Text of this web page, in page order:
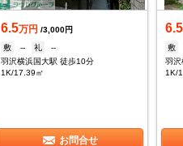
6.5万円 /3,000円
敷
-- 礼
--
羽沢横浜国大駅 徒歩10分
1K/17.39㎡
お問合せ
6.5
敷
羽沢
1K/